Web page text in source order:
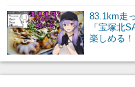
83.1km走
「宝塚北
楽しめる！